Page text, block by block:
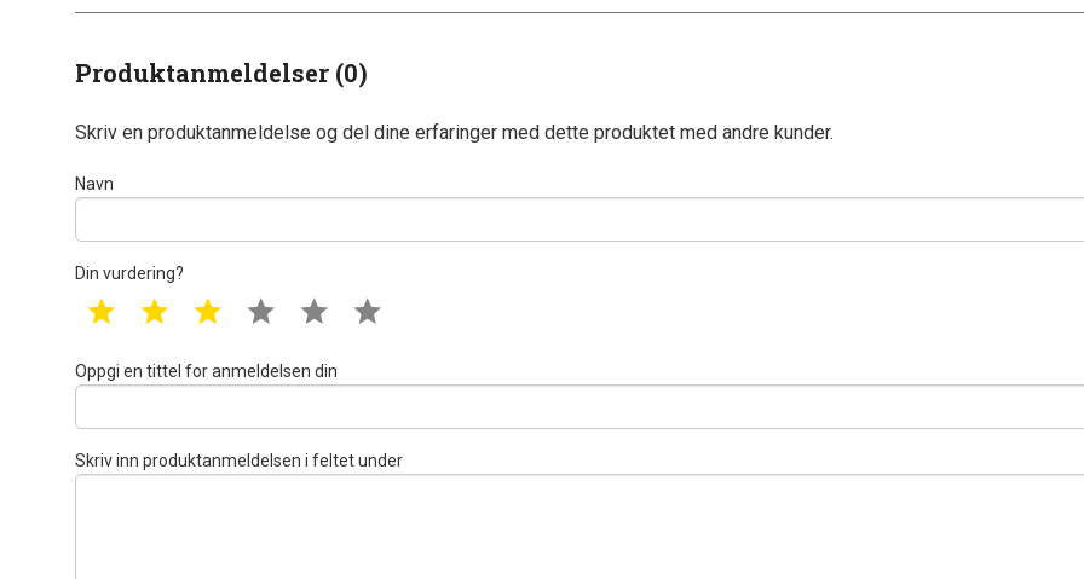
Produktanmeldelser (0)
Skriv en produktanmeldelse og del dine erfaringer med dette produktet med andre kunder.
Navn
Din vurdering?
1 star 2 star 3 star 4 star 5 star
Oppgi en tittel for anmeldelsen din
Skriv inn produktanmeldelsen i feltet under